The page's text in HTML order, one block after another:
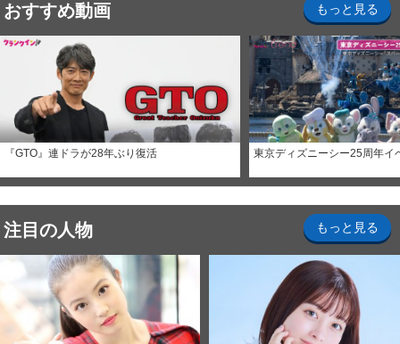
おすすめ動画 もっと見る
『GTO』連ドラが28年ぶり復活 東京ディズニーシー25周年イ
注目の人物 もっと見る